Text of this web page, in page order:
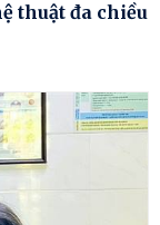
thuật đa chiều